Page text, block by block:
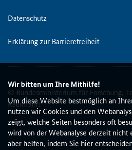
Wir bitten um Ihre Mithilfe!
Um diese Website bestmöglich an
nutzen wir Cookies und den
zeigt, welche Seiten besonders oft
wird von der Webanalyse derzeit nicht
aber helfen, indem Sie hier
n
r
g
t
e
l
l
e
n
Datenschutz
Erklärung zur Barrierefreiheit
© Bundesministerium für Forschung,
Raumfahrt